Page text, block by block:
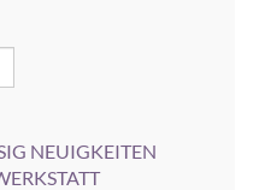
NEUIGKEITEN